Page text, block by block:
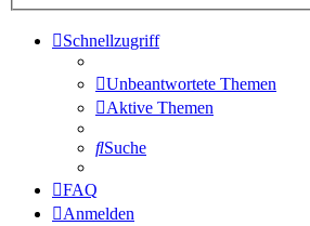
Schnellzugriff
Unbeantwortete Themen
Aktive Themen
Suche
FAQ
Anmelden